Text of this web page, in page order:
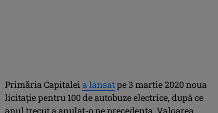
Primăria Capitaleia lansatpe 3 martie 2020 noua
licitaţie pentru 100 de autobuze electrice, după ce
anul trecut a anulat-o pe precedenta. Valoarea